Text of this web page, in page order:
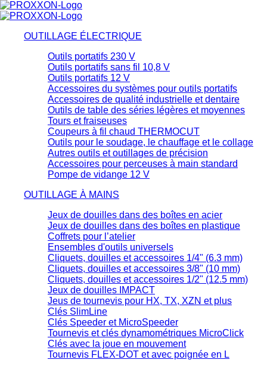
OUTILLAGE ÉLECTRIQUE
Outils portatifs 230 V
Outils portatifs sans fil 10,8 V
Outils portatifs 12 V
Accessoires du systèmes pour outils portatifs
Accessoires de qualité industrielle et dentaire
Outils de table des séries légères et moyennes
Tours et fraiseuses
Coupeurs à fil chaud THERMOCUT
Outils pour le soudage, le chauffage et le collage
Autres outils et outillages de précision
Accessoires pour perceuses à main standard
Pompe de vidange 12 V
OUTILLAGE À MAINS
Jeux de douilles dans des boîtes en acier
Jeux de douilles dans des boîtes en plastique
Coffrets pour l’atelier
Ensembles d'outils universels
Cliquets, douilles et accessoires 1/4" (6.3 mm)
Cliquets, douilles et accessoires 3/8" (10 mm)
Cliquets, douilles et accessoires 1/2" (12.5 mm)
Jeux de douilles IMPACT
Jeus de tournevis pour HX, TX, XZN et plus
Clés SlimLine
Clés Speeder et MicroSpeeder
Tournevis et clés dynamométriques MicroClick
Clés avec la joue en mouvement
Tournevis FLEX-DOT et avec poignée en L